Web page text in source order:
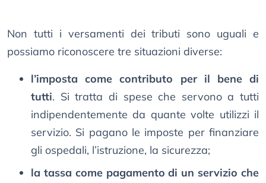
Non tutti i versamenti dei tributi sono uguali e
possiamo riconoscere tre situazioni diverse:
l’imposta come contributo per il bene di
tutti. Si tratta di spese che servono a tutti
indipendentemente da quante volte utilizzi il
servizio. Si pagano le imposte per finanziare
gli ospedali, l’istruzione, la sicurezza;
la tassa come pagamento di un servizio che